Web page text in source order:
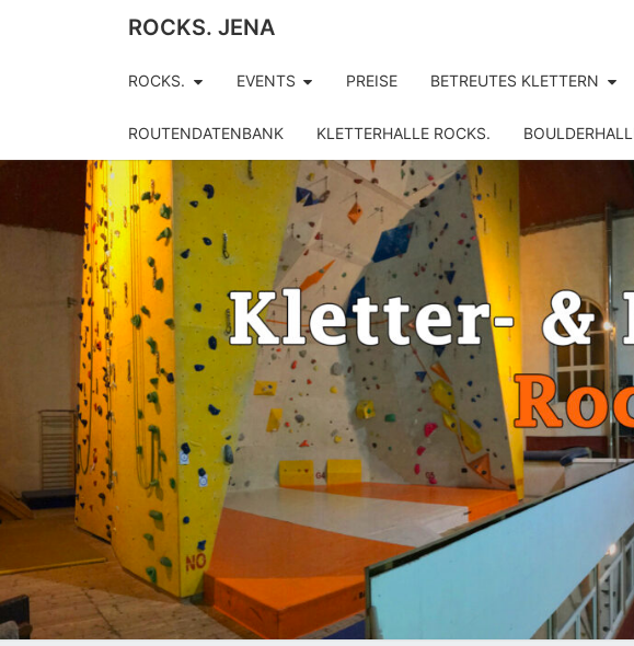
ROCKS. JENA
ROCKS. EVENTS PREISE BETREUTES KLETTERN
ROUTENDATENBANK KLETTERHALLE ROCKS.